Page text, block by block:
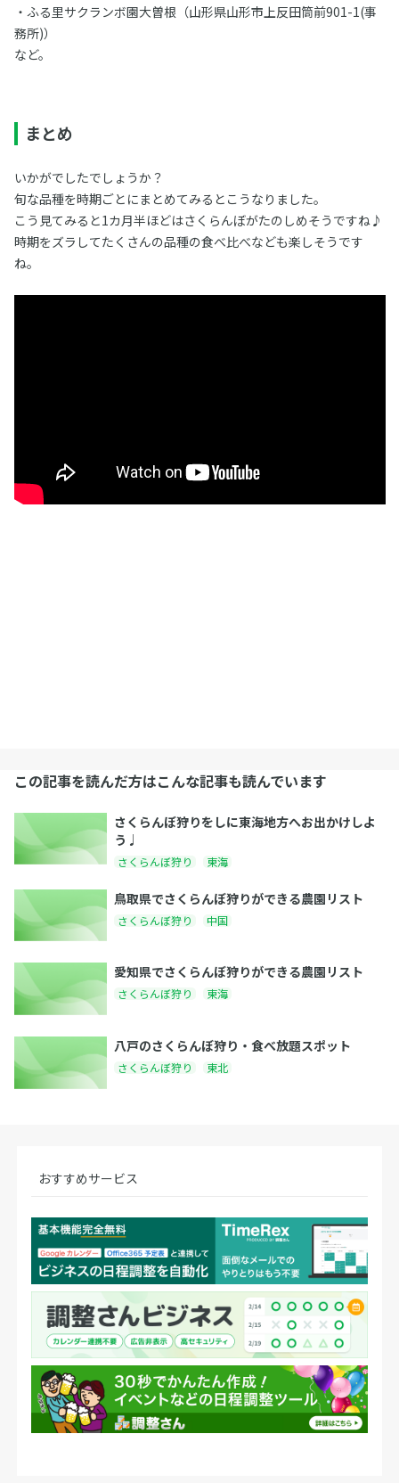
・ふる里サクランボ園大曽根（山形県山形市上反田筒前901-1(事
務所)）
など。
まとめ
いかがでしたでしょうか？
旬な品種を時期ごとにまとめてみるとこうなりました。
こう見てみると1カ月半ほどはさくらんぼがたのしめそうですね♪
時期をズラしてたくさんの品種の食べ比べなども楽しそうです
ね。
この記事を読んだ方はこんな記事も読んでいます
さくらんぼ狩りをしに東海地方へお出かけしよ
う♩
さくらんぼ狩り 東海
鳥取県でさくらんぼ狩りができる農園リスト
さくらんぼ狩り 中国
愛知県でさくらんぼ狩りができる農園リスト
さくらんぼ狩り 東海
八戸のさくらんぼ狩り・食べ放題スポット
さくらんぼ狩り 東北
おすすめサービス